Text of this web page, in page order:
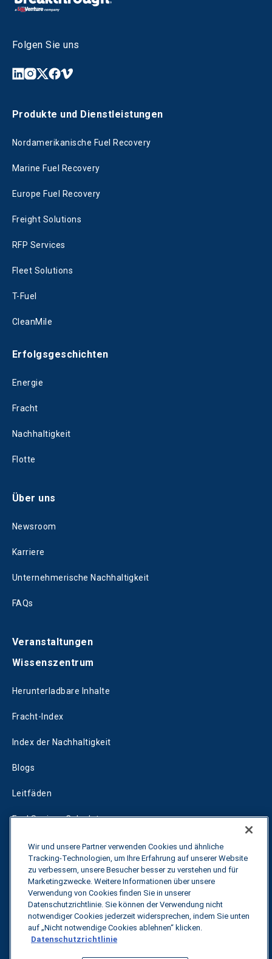
Folgen Sie uns
Produkte und Dienstleistungen
Nordamerikanische Fuel Recovery
Marine Fuel Recovery
Europe Fuel Recovery
Freight Solutions
RFP Services
Fleet Solutions
T-Fuel
CleanMile
Erfolgsgeschichten
Energie
Fracht
Nachhaltigkeit
Flotte
Über uns
Newsroom
Karriere
Unternehmerische Nachhaltigkeit
FAQs
Veranstaltungen
Wissenszentrum
Herunterladbare Inhalte
Fracht-Index
Index der Nachhaltigkeit
Blogs
Leitfäden
Fuel Savings Calculator
Rechner für die Transportoptimierung
Tarif-Tracker
Kontakt
Wir und unsere Partner verwenden Cookies und ähnliche
Tracking-Technologien, um Ihre Erfahrung auf unserer Website
zu verbessern, unsere Besucher besser zu verstehen und für
Marketingzwecke. Weitere Informationen über unsere
Verwendung von Cookies finden Sie in unserer
Datenschutzrichtlinie. Sie können der Verwendung nicht
notwendiger Cookies jederzeit widersprechen, indem Sie unten
auf „Nicht notwendige Cookies ablehnen“ klicken.
Datenschutzrichtlinie